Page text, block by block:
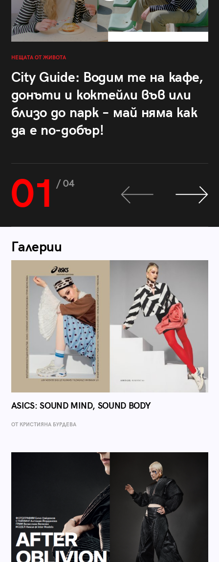
НЕЩАТА ОТ ЖИВОТА
City Guide: Водим те на кафе,
донъти и коктейли във или
близо до парк – май няма как
да е по-добър!
01 / 04
Галерии
ASICS: SOUND MIND, SOUND BODY
ОТ КРИСТИЯНА БУРДЕВА